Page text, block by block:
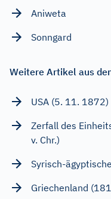
Aniweta
Sonngard
Weitere Artikel aus
USA (5. 11. 1872)
Zerfall des
v. Chr.)
Syrisch-
Griechenland